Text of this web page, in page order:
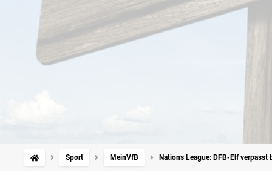
Sport MeinVfB Nations League: DFB-Elf